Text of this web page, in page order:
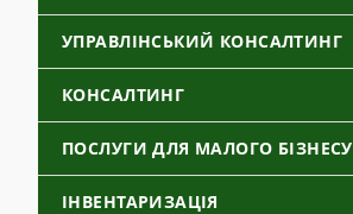
УПРАВЛІНСЬКИЙ КОНСАЛТИНГ
КОНСАЛТИНГ
ПОСЛУГИ ДЛЯ МАЛОГО БІЗНЕСУ
ІНВЕНТАРИЗАЦІЯ